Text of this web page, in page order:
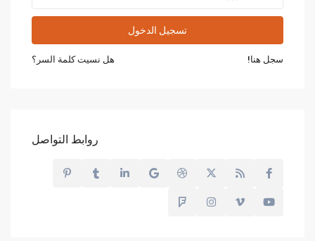
تسجيل الدخول
سجل هنا! هل نسيت كلمة السر؟
روابط التواصل